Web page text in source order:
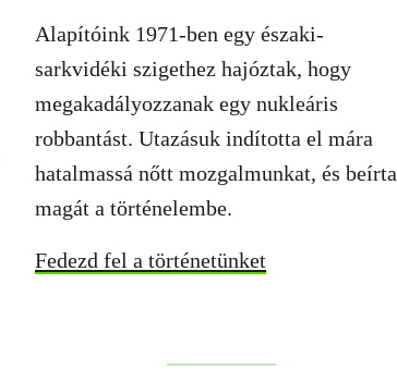
Alapítóink 1971-ben egy északi-
sarkvidéki szigethez hajóztak, hogy
megakadályozzanak egy nukleáris
robbantást. Utazásuk indította el mára
hatalmassá nőtt mozgalmunkat, és beírta
magát a történelembe.
Fedezd fel a történetünket